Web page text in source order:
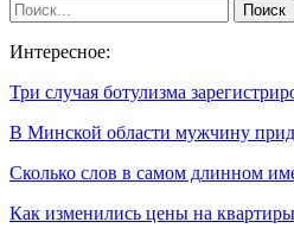
Интересное:
Три случая ботулизма
В Минской области мужчину
Сколько слов в самом длинном
Как изменились цены на